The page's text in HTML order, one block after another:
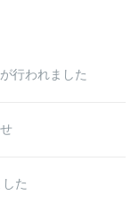
行われました
た